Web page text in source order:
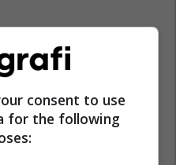
consent to use
for the following